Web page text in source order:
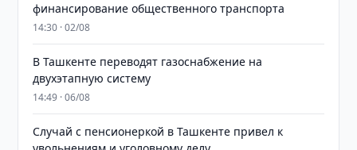
финансирование общественного транспорта
14:30 · 02/08
В Ташкенте переводят газоснабжение на
двухэтапную систему
14:49 · 06/08
Случай с пенсионеркой в Ташкенте привел к